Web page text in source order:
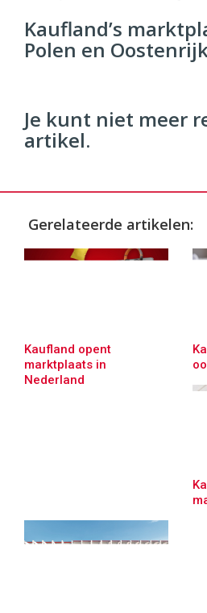
Digital
Commerce https://
9654
Kaufland’s
Polen en
Je kunt niet meer
artikel.
Gerelateerde artikelen:
Kaufland opent
marktplaats in
Nederland